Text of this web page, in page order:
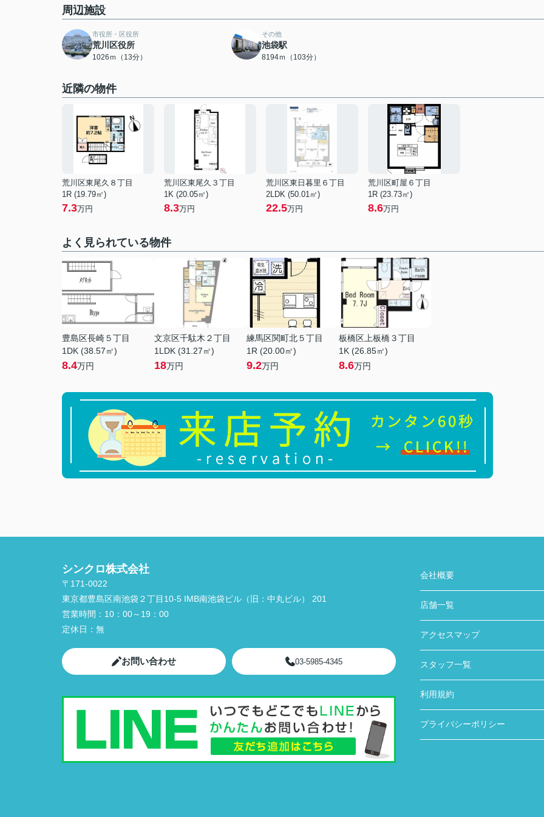
周辺施設
市役所・区役所
荒川区役所
1026ｍ（13分）
その他
池袋駅
8194ｍ（103分）
近隣の物件
荒川区東尾久８丁目
1R (19.79㎡)
7.3万円
荒川区東尾久３丁目
1K (20.05㎡)
8.3万円
荒川区東日暮里６丁目
2LDK (50.01㎡)
22.5万円
荒川区町屋６丁目
1R (23.73㎡)
8.6万円
よく見られている物件
豊島区長崎５丁目
1DK (38.57㎡)
8.4万円
文京区千駄木２丁目
1LDK (31.27㎡)
18万円
練馬区関町北５丁目
1R (20.00㎡)
9.2万円
板橋区上板橋３丁目
1K (26.85㎡)
8.6万円
シンクロ株式会社
〒171-0022
東京都豊島区南池袋２丁目10-5 IMB南池袋ビル（旧：中丸ビル） 201
営業時間： 10：00～19：00
定休日： 無
お問い合わせ 03-5985-4345
会社概要
店舗一覧
アクセスマップ
スタッフ一覧
利用規約
プライバシーポリシー